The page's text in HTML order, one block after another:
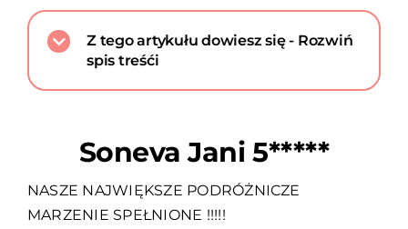
Z tego artykułu dowiesz się - Rozwiń
spis treśći
Soneva Jani 5*****
NASZE NAJWIĘKSZE PODRÓŻNICZE
MARZENIE SPEŁNIONE !!!!!